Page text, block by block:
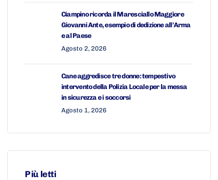
Ciampino ricorda il Maresciallo Maggiore
Giovanni Ante, esempio di dedizione all’Arma
e al Paese
Agosto 2, 2026
Cane aggredisce tre donne: tempestivo
intervento della Polizia Locale per la messa
in sicurezza e i soccorsi
Agosto 1, 2026
Più letti